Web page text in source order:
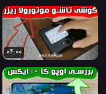
04:00